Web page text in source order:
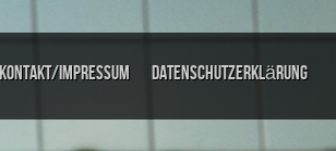
Kontakt/Impressum Datenschutzerklärung